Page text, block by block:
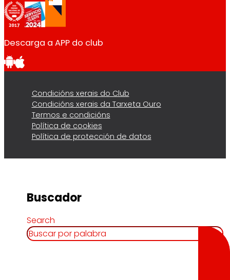
Descarga a APP do club
Condicións xerais do Club
Condicións xerais da Tarxeta Ouro
Termos e condicións
Política de cookies
Política de protección de datos
Buscador
Search